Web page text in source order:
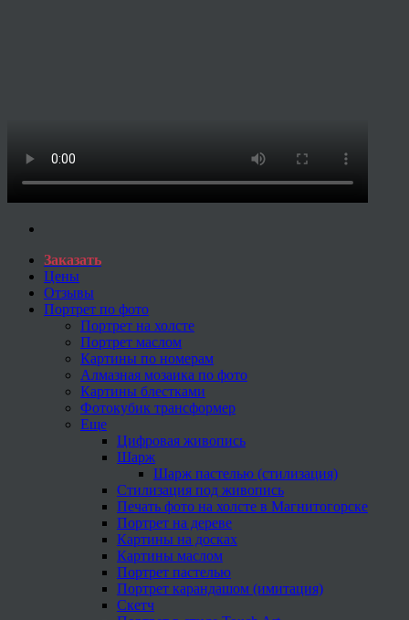
Заказать
Цены
Отзывы
Портрет по фото
Портрет на холсте
Портрет маслом
Картины по номерам
Алмазная мозаика по фото
Картины блестками
Фотокубик трансформер
Еще
Цифровая живопись
Шарж
Шарж пастелью (стилизация)
Стилизация под живопись
Печать фото на холсте в Магнитогорске
Портрет на дереве
Картины на досках
Картины маслом
Портрет пастелью
Портрет карандашом (имитация)
Скетч